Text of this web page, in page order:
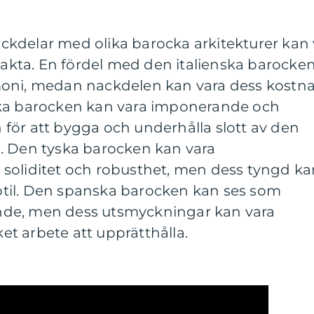
med olika barocka arkitekturer kan
En fördel med den italienska
medan nackdelen kan vara dess
barocken kan vara imponerande och
att bygga och underhålla slott av den
tyska barocken kan vara
och robusthet, men dess tyngd
Den spanska barocken kan ses som
men dess utsmyckningar kan vara
arbete att upprätthålla.